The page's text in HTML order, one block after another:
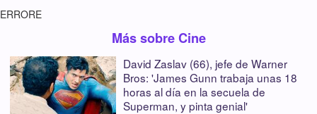
ERRORE
Más sobre Cine
David Zaslav (66), jefe de Warner
Bros: 'James Gunn trabaja unas 18
horas al día en la secuela de
Superman, y pinta genial'